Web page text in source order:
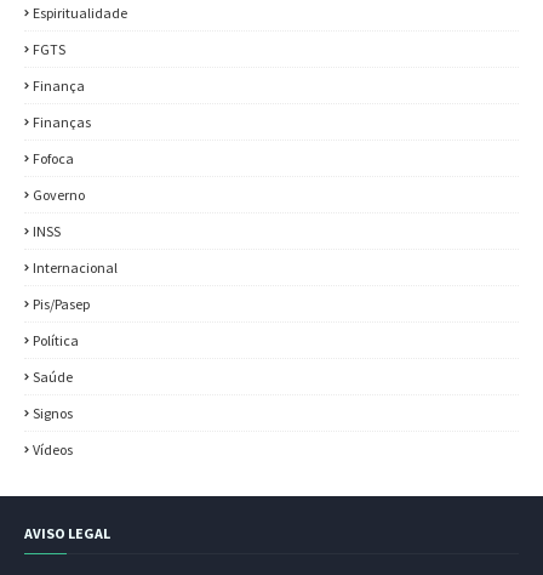
Espiritualidade
FGTS
Finança
Finanças
Fofoca
Governo
INSS
Internacional
Pis/Pasep
Política
Saúde
Signos
Vídeos
AVISO LEGAL